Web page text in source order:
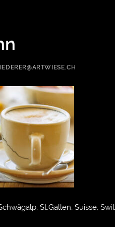
St.Gallen, Suisse,